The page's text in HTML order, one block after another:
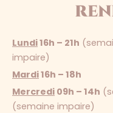
Lundi16h – 21h
impaire)
Mardi16h – 18h
Mercredi 09h – 14h
(semaine impaire)